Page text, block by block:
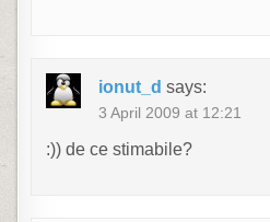
ionut_d says:
3 April 2009 at 12:21
:)) de ce stimabile?